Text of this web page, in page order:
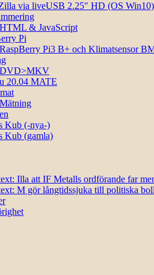
via liveUSB 2.25″ HD (OS
HTML & JavaScript
Pi
RaspBerry Pi3 B+ och Klimatsensor
DVD>MKV
20.04 MATE
Kub (-nya-)
Kub (gamla)
Illa att IF Metalls ordförande far
M gör långtidssjuka till politiska